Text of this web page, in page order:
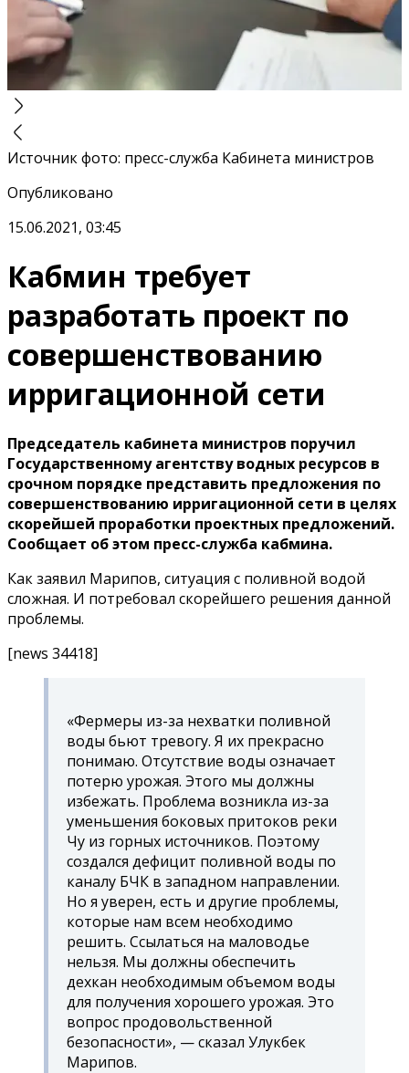
Источник фото: пресс-служба Кабинета министров
Опубликовано
15.06.2021, 03:45
Кабмин требует
разработать проект по
совершенствованию
ирригационной сети
Председатель кабинета министров поручил
Государственному агентству водных ресурсов в
срочном порядке представить предложения по
совершенствованию ирригационной сети в целях
скорейшей проработки проектных предложений.
Сообщает об этом пресс-служба кабмина.
Как заявил Марипов, ситуация с поливной водой
сложная. И потребовал скорейшего решения данной
проблемы.
[news 34418]
«Фермеры из-за нехватки поливной
воды бьют тревогу. Я их прекрасно
понимаю. Отсутствие воды означает
потерю урожая. Этого мы должны
избежать. Проблема возникла из-за
уменьшения боковых притоков реки
Чу из горных источников. Поэтому
создался дефицит поливной воды по
каналу БЧК в западном направлении.
Но я уверен, есть и другие проблемы,
которые нам всем необходимо
решить. Ссылаться на маловодье
нельзя. Мы должны обеспечить
дехкан необходимым объемом воды
для получения хорошего урожая. Это
вопрос продовольственной
безопасности», — сказал Улукбек
Марипов.